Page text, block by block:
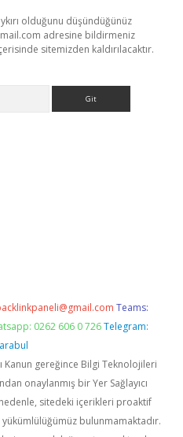
olduğunu düşündüğünüz
adresine bildirmeniz
sitemizden kaldırılacaktır.
Teams:
0262 606 0 726 Telegram:
Kanun gereğince Bilgi Teknolojileri
onaylanmış bir Yer Sağlayıcı
sitedeki içerikleri proaktif
bulunmamaktadır.